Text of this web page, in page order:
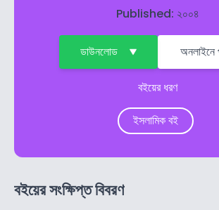
Published: ২০০৪
ডাউনলোড
বইয়ের ধরণ
ইসলামিক বই
বইয়ের সংক্ষিপ্ত বিবরণ